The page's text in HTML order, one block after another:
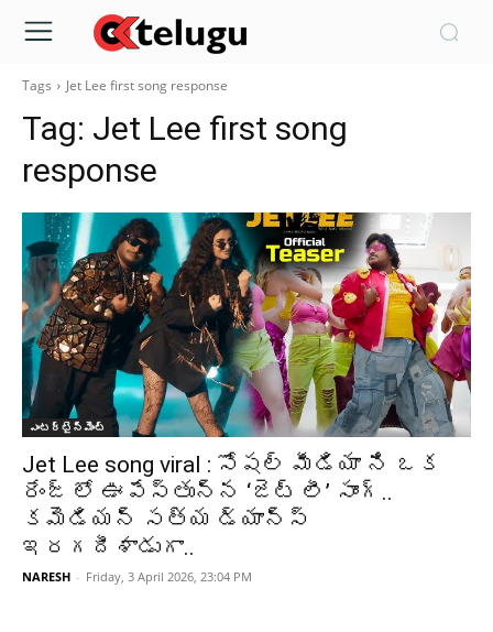
Tags Jet Lee first song response
Tag: Jet Lee first song
response
ఎంటర్టైన్మెంట్
Jet Lee song viral : సోషల్ మీడియా ని ఒక
రేంజ్ లో ఊపేస్తున్న ‘జెట్ లీ’ సాంగ్..
కమెడియన్ సత్య డ్యాన్స్
ఇరగదీశాడుగా..
NARESH - Friday, 3 April 2026, 23:04 PM